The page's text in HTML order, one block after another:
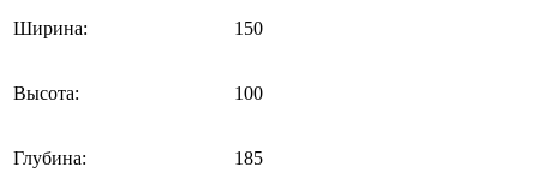
Ширина: 150
Высота: 100
Глубина: 185